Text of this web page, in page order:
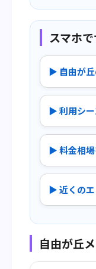
スマホ
▶ 自由が丘
▶ 利用シー
▶ 料金相場
▶ 近くのエ
自由が丘